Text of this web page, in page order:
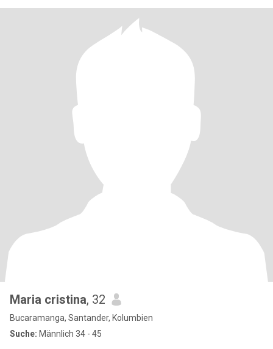
Maria cristina, 32
Bucaramanga, Santander, Kolumbien
Suche: Männlich 34 - 45